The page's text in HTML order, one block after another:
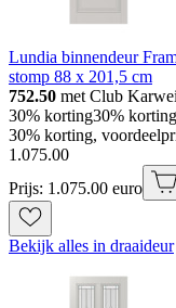
Lundia binnendeur
stomp 88 x 201,5 cm
752.50 met Club Karwei
30% korting30% korting
30% korting,
1 .075.00
Prijs: 1.075.00 euro
Bekijk alles in draaideur